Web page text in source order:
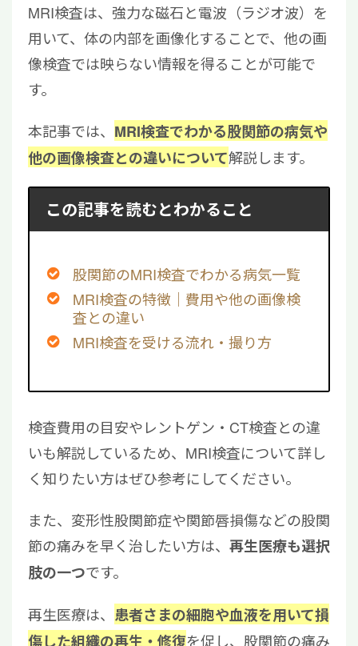
MRI検査は、強力な磁石と電波（ラジオ波）を
用いて、体の内部を画像化することで、他の画
像検査では映らない情報を得ることが可能で
す。
本記事では、 MRI検査でわかる股関節の病気や
他の画像検査との違いについて解説します。
この記事を読むとわかること
股関節のMRI検査でわかる病気一覧
MRI検査の特徴｜費用や他の画像検
査との違い
MRI検査を受ける流れ・撮り方
検査費用の目安やレントゲン・CT検査との違
いも解説しているため、MRI検査について詳し
く知りたい方はぜひ参考にしてください。
また、変形性股関節症や関節唇損傷などの股関
節の痛みを早く治したい方は、 再生医療も選択
肢の一つです。
再生医療は、 患者さまの細胞や血液を用いて損
傷した組織の再生・修復を促し、股関節の痛み